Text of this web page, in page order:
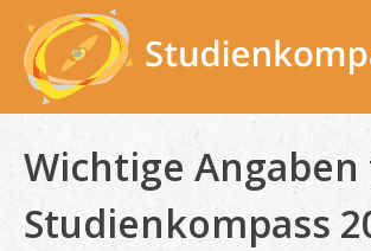
content
Wichtige
Studienkompass